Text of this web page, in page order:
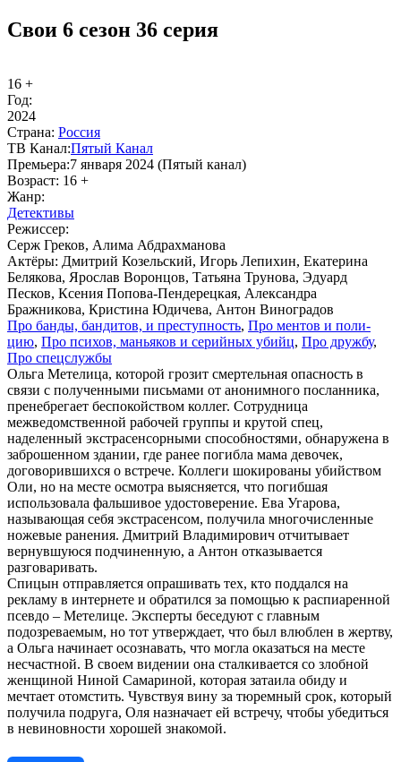
Свои 6 сезон 36 серия
16 +
Год:
2024
Стра­на: Рос­сия
ТВ Ка­нал:Пя­тый Ка­нал
Пре­мье­ра:7 января 2024 (Пятый канал)
Воз­раст: 16 +
Жанр:
Де­тек­ти­вы
Ре­жис­сер:
Серж Греков, Алима Абдрахманова
Ак­тё­ры: Дмитрий Козельский, Игорь Лепихин, Екатерина
Белякова, Ярослав Воронцов, Татьяна Трунова, Эдуард
Песков, Ксения Попова-Пендерецкая, Александра
Бражникова, Кристина Юдичева, Антон Виноградов
Про бан­ды, бан­ди­тов, и пре­ступ­ность, Про мен­тов и по­ли­
цию, Про пси­хов, мань­я­ков и се­рий­ных убийц, Про друж­бу,
Про спец­служ­бы
Ольга Метелица, которой грозит смертельная опасность в
связи с полученными письмами от анонимного посланника,
пренебрегает беспокойством коллег. Сотрудница
межведомственной рабочей группы и крутой спец,
наделенный экстрасенсорными способностями, обнаружена в
заброшенном здании, где ранее погибла мама девочек,
договорившихся о встрече. Коллеги шокированы убийством
Оли, но на месте осмотра выясняется, что погибшая
использовала фальшивое удостоверение. Ева Угарова,
называющая себя экстрасенсом, получила многочисленные
ножевые ранения. Дмитрий Владимирович отчитывает
вернувшуюся подчиненную, а Антон отказывается
разговаривать.
Спицын отправляется опрашивать тех, кто поддался на
рекламу в интернете и обратился за помощью к распиаренной
псевдо – Метелице. Эксперты беседуют с главным
подозреваемым, но тот утверждает, что был влюблен в жертву,
а Ольга начинает осознавать, что могла оказаться на месте
несчастной. В своем видении она сталкивается со злобной
женщиной Ниной Самариной, которая затаила обиду и
мечтает отомстить. Чувствуя вину за тюремный срок, который
получила подруга, Оля назначает ей встречу, чтобы убедиться
в невиновности хорошей знакомой.